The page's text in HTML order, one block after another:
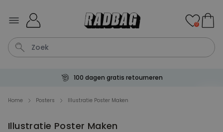
Personaliseerbaar
0
100 dagen gratis retourneren
Home Posters Illustratie Poster Maken
Illustratie Poster Maken